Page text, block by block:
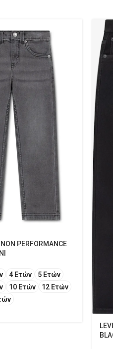
PERFORMANCE
4 Ετών
5 Ετών
10 Ετών
12 Ετών